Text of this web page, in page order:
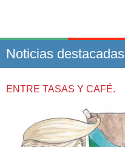
Noticias destacadas
ENTRE TASAS Y CAFÉ.